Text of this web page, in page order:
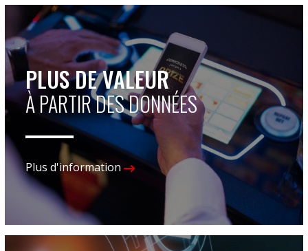
PLUS DE VALEUR
À PARTIR DES DONNÉES
Plus d'information